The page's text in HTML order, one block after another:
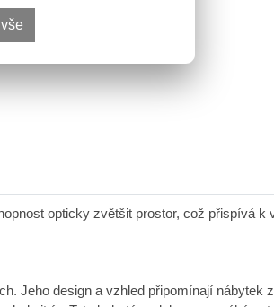
opticky zvětšit prostor, což přispívá k
Jeho design a vzhled připomínají nábytek